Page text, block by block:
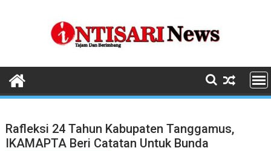
Rafleksi 24 Tahun Kabupaten Tanggamus,
IKAMAPTA Beri Catatan Untuk Bunda